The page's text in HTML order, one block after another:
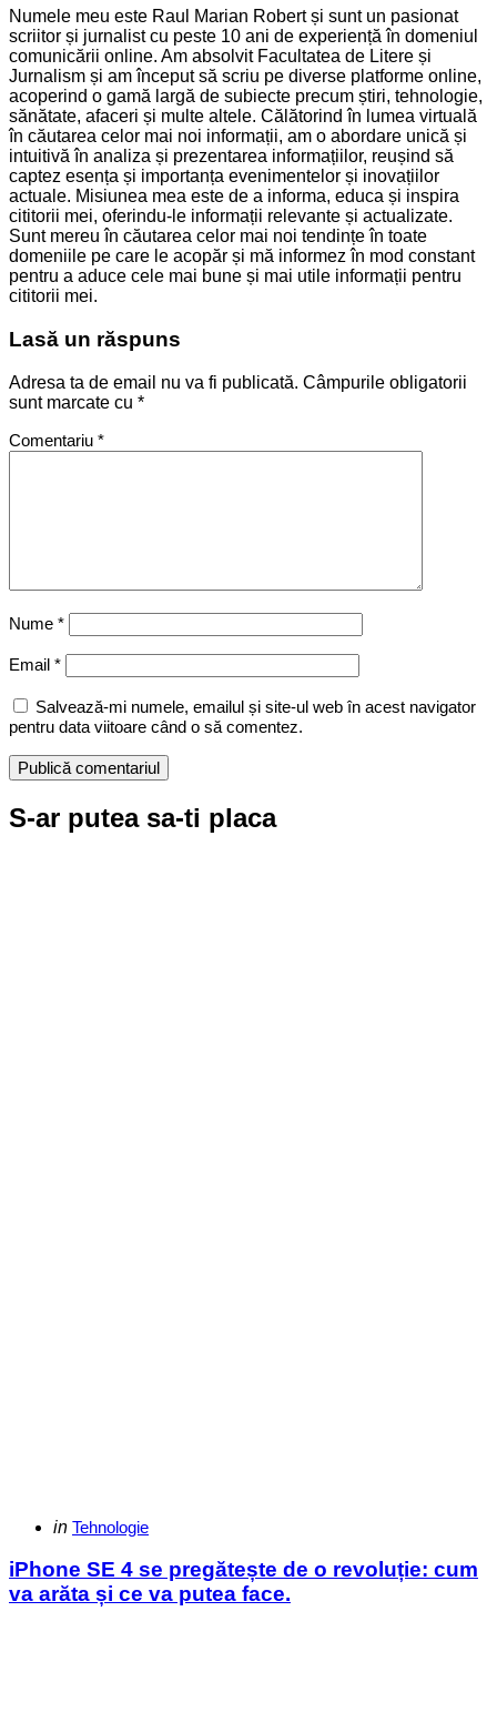
Numele meu este Raul Marian Robert și sunt un pasionat
scriitor și jurnalist cu peste 10 ani de experiență în domeniul
comunicării online. Am absolvit Facultatea de Litere și
Jurnalism și am început să scriu pe diverse platforme online,
acoperind o gamă largă de subiecte precum știri, tehnologie,
sănătate, afaceri și multe altele. Călătorind în lumea virtuală
în căutarea celor mai noi informații, am o abordare unică și
intuitivă în analiza și prezentarea informațiilor, reușind să
captez esența și importanța evenimentelor și inovațiilor
actuale. Misiunea mea este de a informa, educa și inspira
cititorii mei, oferindu-le informații relevante și actualizate.
Sunt mereu în căutarea celor mai noi tendințe în toate
domeniile pe care le acopăr și mă informez în mod constant
pentru a aduce cele mai bune și mai utile informații pentru
cititorii mei.
Lasă un răspuns
Adresa ta de email nu va fi publicată. Câmpurile obligatorii
sunt marcate cu *
Comentariu *
Nume *
Email *
Salvează-mi numele, emailul și site-ul web în acest navigator
pentru data viitoare când o să comentez.
S-ar putea sa-ti placa
Categories
Posted
in Tehnologie
iPhone SE 4 se pregătește de o revoluție: cum
va arăta și ce va putea face.